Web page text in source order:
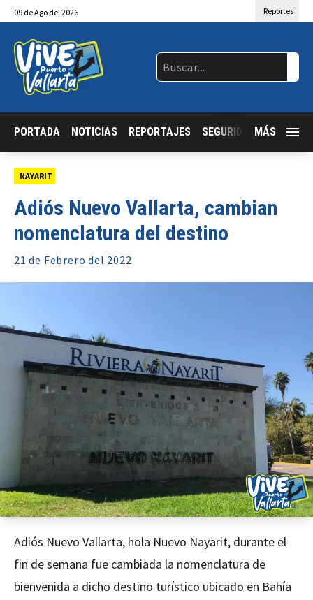
09 deAgo del 2026 Reportes
PORTADA NOTICIAS REPORTAJES SEGURIDAD JALISCO
MÁS
NAYARIT
Adiós Nuevo Vallarta, cambian
nomenclatura del destino
21 de Febrero del 2022
Adiós Nuevo Vallarta, hola Nuevo Nayarit, durante el
fin de semana fue cambiada la nomenclatura de
bienvenida a dicho destino turístico ubicado en Bahía